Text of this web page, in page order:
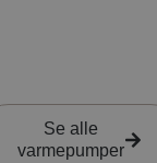
Se alle
varmepumper